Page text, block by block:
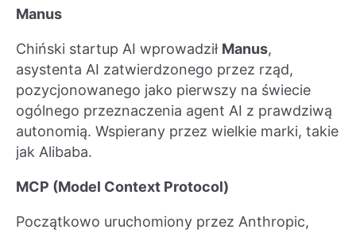
Manus
Chiński startup AI wprowadził Manus,
asystenta AI zatwierdzonego przez rząd,
pozycjonowanego jako pierwszy na świecie
ogólnego przeznaczenia agent AI z prawdziwą
autonomią. Wspierany przez wielkie marki, takie
jak Alibaba.
MCP (Model Context Protocol)
Początkowo uruchomiony przez Anthropic,